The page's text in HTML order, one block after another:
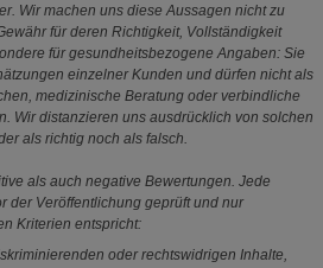
Wir machen uns diese Aussagen nicht zu
für deren Richtigkeit, Vollständigkeit
für gesundheitsbezogene Angaben: Sie
einzelner Kunden und dürfen nicht als
medizinische Beratung oder verbindliche
Wir distanzieren uns ausdrücklich von solchen
als richtig noch als falsch.
als auch negative Bewertungen. Jede
der Veröffentlichung geprüft und nur
Kriterien entspricht:
oder rechtswidrigen Inhalte,